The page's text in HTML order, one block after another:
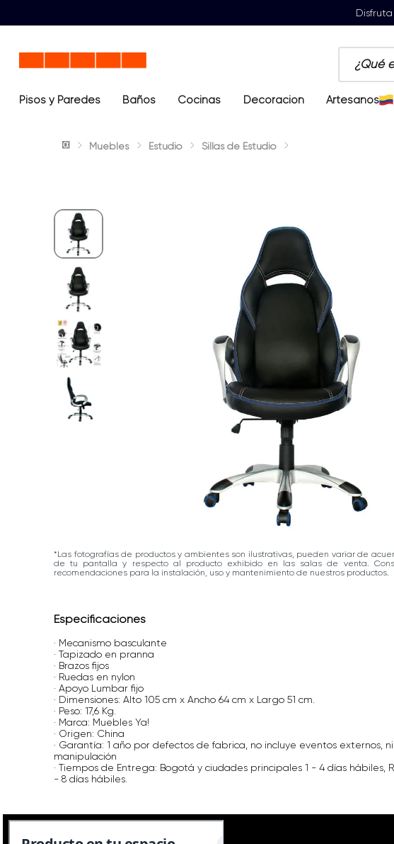
Disfruta
¿Qué
Términos más buscados
2. sanitario
Pisos y Paredes Baños Cocinas Decoración Artesanos
Muebles Estudio Sillas de Estudio
*Las fotografías de productos y ambientes son ilustrativas, pueden variar de
de tu pantalla y respecto al producto exhibido en las salas de venta.
recomendaciones para la instalación, uso y mantenimiento de nuestros productos.
Especificaciones
· Mecanismo basculante
· Tapizado en pranna
· Brazos fijos
· Ruedas en nylon
· Apoyo Lumbar fijo
· Dimensiones: Alto 105 cm x Ancho 64 cm x Largo 51 cm.
· Peso: 17,6 Kg.
· Marca: Muebles Ya!
· Origen: China
· Garantía: 1 año por defectos de fabrica, no incluye eventos externos,
manipulación
· Tiempos de Entrega: Bogotá y ciudades principales 1 - 4 días hábiles,
- 8 días hábiles.